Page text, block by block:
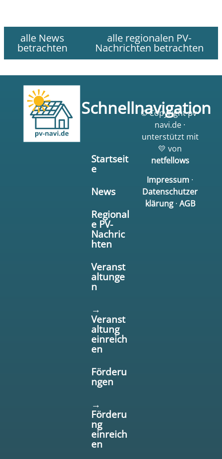
alle News
betrachten
alle regionalen PV-
Nachrichten betrachten
Schnellnavigation
Startseit
e
News
Regional
e PV-
Nachric
hten
Veranst
altunge
n
→
Veranst
altung
einreich
en
Förderu
ngen
→
Förderu
ng
einreich
en
© Copyright pv-
navi.de ·
unterstützt mit
💛 von
netfellows
Impressum ·
Datenschutzer
klärung· AGB